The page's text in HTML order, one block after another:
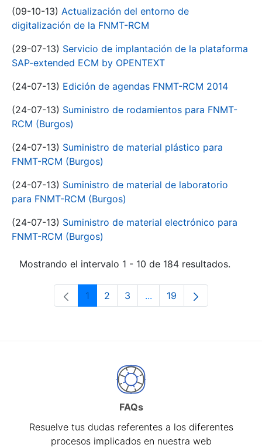
(09-10-13) Actualización del entorno de
digitalización de la FNMT-RCM
(29-07-13) Servicio de implantación de la plataforma
SAP-extended ECM by OPENTEXT
(24-07-13) Edición de agendas FNMT-RCM 2014
(24-07-13) Suministro de rodamientos para FNMT-
RCM (Burgos)
(24-07-13) Suministro de material plástico para
FNMT-RCM (Burgos)
(24-07-13) Suministro de material de laboratorio
para FNMT-RCM (Burgos)
(24-07-13) Suministro de material electrónico para
FNMT-RCM (Burgos)
Mostrando el intervalo 1 - 10 de 184 resultados.
Página
1 Página
2 Página
3 ...Páginas intermedias Use
Página
19
FAQs
Resuelve tus dudas referentes a los diferentes
procesos implicados en nuestra web